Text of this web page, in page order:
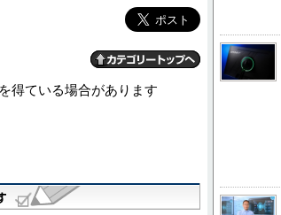
得ている場合があります